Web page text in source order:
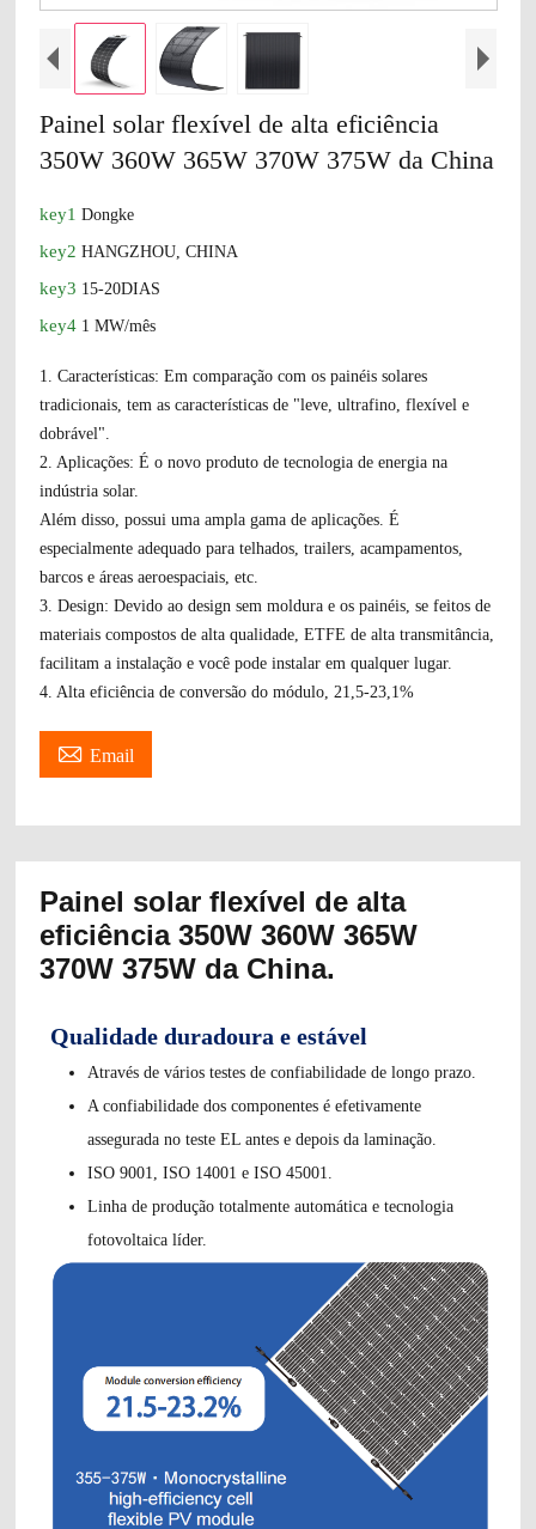
Painel solar flexível de alta eficiência
350W 360W 365W 370W 375W da China
key1Dongke
key2HANGZHOU, CHINA
key3 15-20DIAS
key4 1 MW/mês
1. Características: Em comparação com os painéis solares
tradicionais, tem as características de "leve, ultrafino, flexível e
dobrável".
2. Aplicações: É o novo produto de tecnologia de energia na
indústria solar.
Além disso, possui uma ampla gama de aplicações. É
especialmente adequado para telhados, trailers, acampamentos,
barcos e áreas aeroespaciais, etc.
3. Design: Devido ao design sem moldura e os painéis, se feitos de
materiais compostos de alta qualidade, ETFE de alta transmitância,
facilitam a instalação e você pode instalar em qualquer lugar.
4. Alta eficiência de conversão do módulo, 21,5-23,1%
 Email
Painel solar flexível de alta
eficiência 350W 360W 365W
370W 375W da China.
Qualidade duradoura e estável
Através de vários testes de confiabilidade de longo prazo.
A confiabilidade dos componentes é efetivamente
assegurada no teste EL antes e depois da laminação.
ISO 9001, ISO 14001 e ISO 45001.
Linha de produção totalmente automática e tecnologia
fotovoltaica líder.